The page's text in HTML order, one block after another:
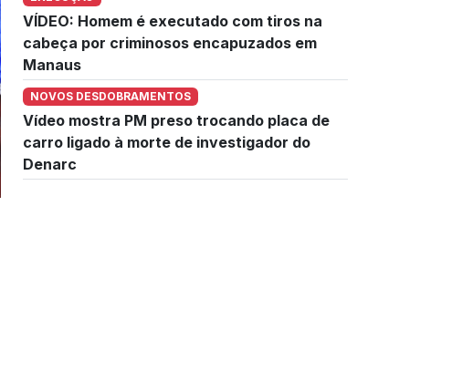
VÍDEO: Homem é executado com tiros na
cabeça por criminosos encapuzados em
Manaus
NOVOS DESDOBRAMENTOS
Vídeo mostra PM preso trocando placa de
carro ligado à morte de investigador do
Denarc